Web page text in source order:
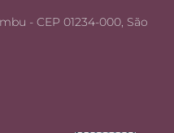
- CEP 01234-000, São